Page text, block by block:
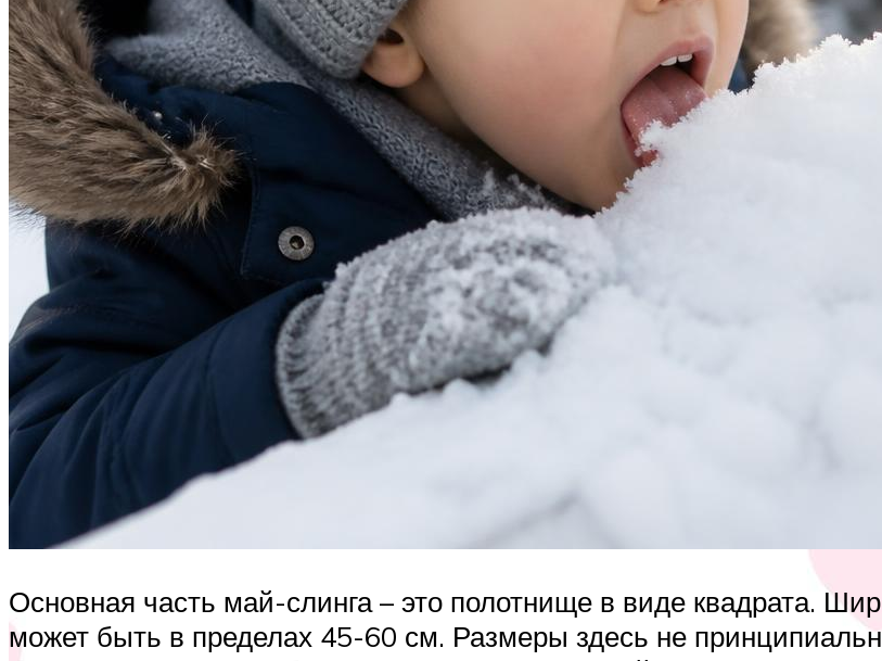
Основная часть май-слинга – это полотнище в виде квадрата.
может быть в пределах 45-60 см. Размеры здесь не